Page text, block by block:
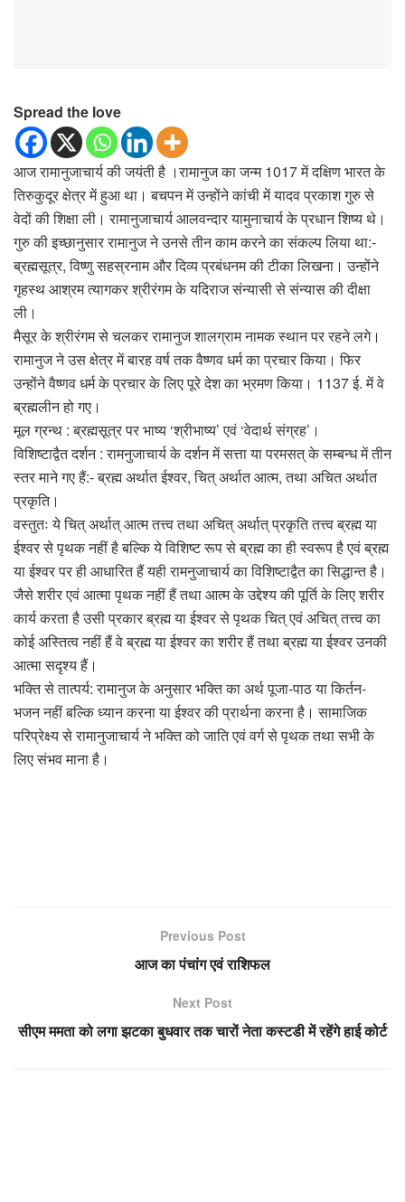
Spread the love
आज रामानुजाचार्य की जयंती है ।रामानुज का जन्म 1017 में दक्षिण भारत के
तिरुकुदूर क्षेत्र में हुआ था। बचपन में उन्होंने कांची में यादव प्रकाश गुरु से
वेदों की शिक्षा ली। रामानुजाचार्य आलवन्दार यामुनाचार्य के प्रधान शिष्य थे।
गुरु की इच्छानुसार रामानुज ने उनसे तीन काम करने का संकल्प लिया था:-
ब्रह्मसूत्र, विष्णु सहस्रनाम और दिव्य प्रबंधनम की टीका लिखना। उन्होंने
गृहस्थ आश्रम त्यागकर श्रीरंगम के यदिराज संन्यासी से संन्यास की दीक्षा
ली।
मैसूर के श्रीरंगम से चलकर रामानुज शालग्राम नामक स्थान पर रहने लगे।
रामानुज ने उस क्षेत्र में बारह वर्ष तक वैष्णव धर्म का प्रचार किया। फिर
उन्होंने वैष्णव धर्म के प्रचार के लिए पूरे देश का भ्रमण किया। 1137 ई. में वे
ब्रह्मलीन हो गए।
मूल ग्रन्थ : ब्रह्मसूत्र पर भाष्य ‘श्रीभाष्य’ एवं ‘वेदार्थ संग्रह’।
विशिष्टाद्वैत दर्शन : रामनुजाचार्य के दर्शन में सत्ता या परमसत् के सम्बन्ध में तीन
स्तर माने गए हैं:- ब्रह्म अर्थात ईश्वर, चित् अर्थात आत्म, तथा अचित अर्थात
प्रकृति।
वस्तुतः ये चित् अर्थात् आत्म तत्त्व तथा अचित् अर्थात् प्रकृति तत्त्व ब्रह्म या
ईश्वर से पृथक नहीं है बल्कि ये विशिष्ट रूप से ब्रह्म का ही स्वरूप है एवं ब्रह्म
या ईश्वर पर ही आधारित हैं यही रामनुजाचार्य का विशिष्टाद्वैत का सिद्धान्त है।
जैसे शरीर एवं आत्मा पृथक नहीं हैं तथा आत्म के उद्देश्य की पूर्ति के लिए शरीर
कार्य करता है उसी प्रकार ब्रह्म या ईश्वर से पृथक चित् एवं अचित् तत्त्व का
कोई अस्तित्व नहीं हैं वे ब्रह्म या ईश्वर का शरीर हैं तथा ब्रह्म या ईश्वर उनकी
आत्मा सदृश्य हैं।
भक्ति से तात्पर्य: रामानुज के अनुसार भक्ति का अर्थ पूजा-पाठ या किर्तन-
भजन नहीं बल्कि ध्यान करना या ईश्वर की प्रार्थना करना है। सामाजिक
परिप्रेक्ष्य से रामानुजाचार्य ने भक्ति को जाति एवं वर्ग से पृथक तथा सभी के
लिए संभव माना है।
Previous Post
आज का पंचांग एवं राशिफल
Next Post
सीएम ममता को लगा झटका बुधवार तक चारों नेता कस्टडी में रहेंगे हाई कोर्ट